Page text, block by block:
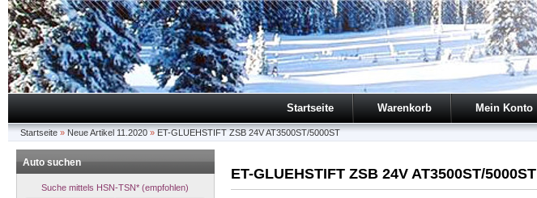
Startseite Warenkorb Mein Konto
Startseite » Neue Artikel 11.2020 » ET-GLUEHSTIFT ZSB 24V AT3500ST/5000ST
ET-GLUEHSTIFT ZSB 24V AT3500ST/5000ST
Auto suchen
Suche mittels HSN-TSN* (empfohlen)